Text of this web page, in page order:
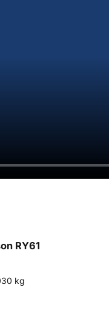
RY61
kg